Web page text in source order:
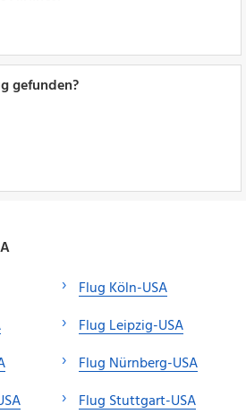
gefunden?
Flug Köln-USA
Flug Leipzig-USA
Flug Nürnberg-USA
Flug Stuttgart-USA